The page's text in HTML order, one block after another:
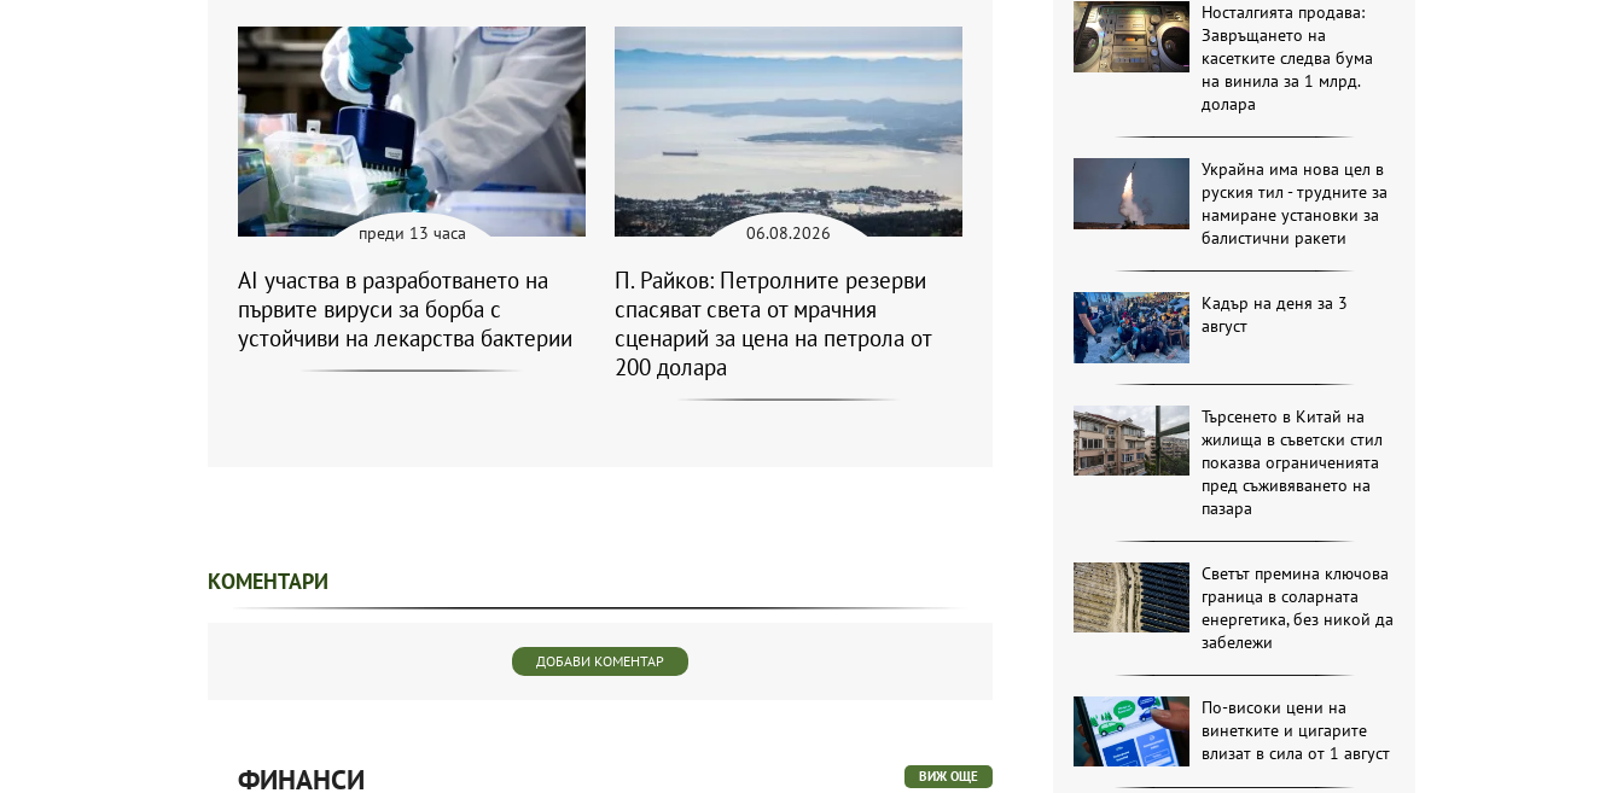
Носталгията продава:
Завръщането на
касетките следва бума
на винила за 1 млрд.
долара
Украйна има нова цел в
руския тил - трудните за
намиране установки за
балистични ракети
Кадър на деня за 3
август
Търсенето в Китай на
жилища в съветски стил
показва ограниченията
пред съживяването на
пазара
Светът премина ключова
граница в соларната
енергетика, без никой да
забележи
По-високи цени на
винетките и цигарите
влизат в сила от 1 август
преди 13 часа
AI участва в разработването на
първите вируси за борба с
устойчиви на лекарства бактерии
06.08.2026
П. Райков: Петролните резерви
спасяват света от мрачния
сценарий за цена на петрола от
200 долара
КОМЕНТАРИ
ДОБАВИ КОМЕНТАР
ФИНАНСИ ВИЖ ОЩЕ